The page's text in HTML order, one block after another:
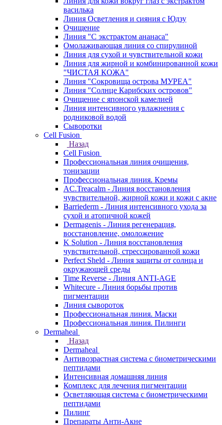
василька
Линия Осветления и сияния с Юдзу
Очищение
Линия "С экстрактом ананаса"
Омолаживающая линия со спирулиной
Линия для сухой и чувствительной кожи
Линия для жирной и комбинированной кожи
"ЧИСТАЯ КОЖА"
Линия "Сокровища острова МУРЕА"
Линия "Солнце Карибских островов"
Очищение с японской камелией
Линия интенсивного увлажнения с
родниковой водой
Сыворотки
Cell Fusion
Назад
Cell Fusion
Профессиональная линия очищения,
тонизации
Профессиональная линия. Кремы
AC.Treacalm - Линия восстановления
чувствительной, жирной кожи и кожи с акне
Barriederm - Линия интенсивного ухода за
сухой и атопичной кожей
Dermagenis - Линия регенерация,
восстановление, омоложение
K Solution - Линия восстановления
чувствительной, стрессированной кожи
Perfect Sheld - Линия защиты от солнца и
окружающей среды
Time Reverse - Линия ANTI-AGE
Whitecure - Линия борьбы против
пигментации
Линия сывороток
Профессиональная линия. Маски
Профессиональная линия. Пилинги
Dermaheal
Назад
Dermaheal
Антивозрастная система с биометрическими
пептидами
Интенсивная домашняя линия
Комплекс для лечения пигментации
Осветляющая система с биометрическими
пептидами
Пилинг
Препараты Анти-Акне